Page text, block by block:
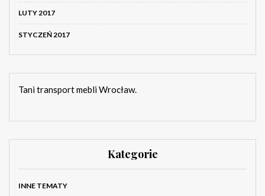
LUTY 2017
STYCZEŃ 2017
Tani transport mebli Wrocław.
Kategorie
INNE TEMATY